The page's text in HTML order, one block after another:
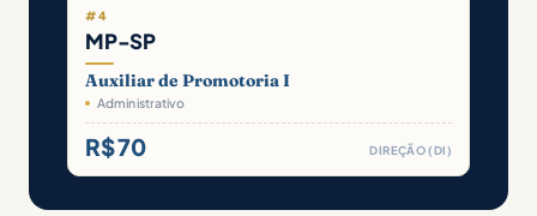
#4
MP-SP
Auxiliar de Promotoria I
Administrativo
R$ 70 DIREÇÃO (DI)